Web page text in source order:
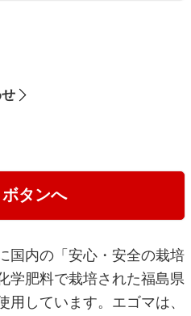
タンへ
国内の「安心・安全の栽培
学肥料で栽培された福島県
用しています。エゴマは、